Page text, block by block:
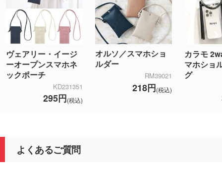
ヴェアリー・イージ
ーオープンスマホネ
ックポーチ
KD231351
295円(税込)
オルソ／スマホショ
ルダー
RM39021
218円(税込)
カラモ
マホショ
グ
よくあるご質問